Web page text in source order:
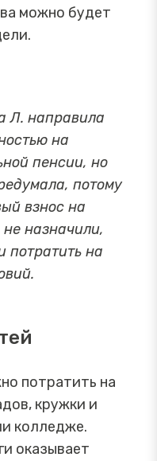
можно будет
Л. направила
на
пенсии, но
потому
взнос на
назначили,
потратить на
потратить на
кружки и
колледже.
оказывает